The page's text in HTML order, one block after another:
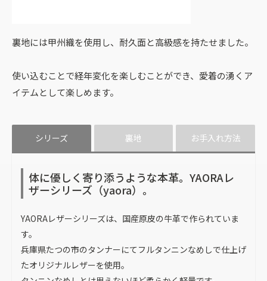
裏地には甲州織を使用し、耐久面と高級感を持たせました。
使い込むことで経年変化を楽しむことができ、愛着の湧くア
イテムとして楽しめます。
シリーズ
体に優しく寄り添うような本革。YAORAレ
ザーシリーズ（yaora）。
YAORAレザーシリーズは、国産原皮の牛革で作られていま
す。
兵庫県たつの市のタンナーにてフルタンニンなめしで仕上げ
たオリジナルレザーを使用。
裏地 お手入れ方法